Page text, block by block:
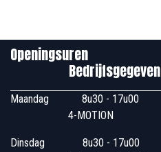
Maandag
4-MOTION
Dinsdag